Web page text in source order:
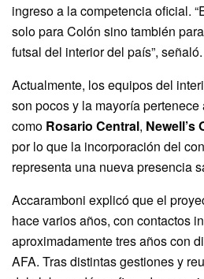
ingreso a la competencia oficial.
solo para Colón sino también
futsal del interior del país”, señaló.
Actualmente, los equipos del
son pocos y la mayoría pertenece
como Rosario Central, Newell’s
por lo que la incorporación del
representa una nueva presencia
Accaramboni explicó que el
hace varios años, con contactos
aproximadamente tres años con
AFA. Tras distintas gestiones y